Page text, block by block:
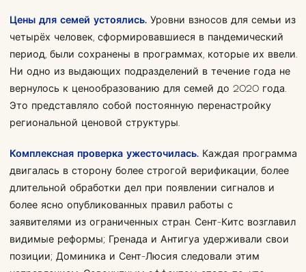
Цены для семей устоялись.Уровни взносов для семьи из
четырёх человек, сформировавшиеся в пандемический
период, были сохранены в программах, которые их ввели.
Ни одно из выдающих подразделений в течение года не
вернулось к ценообразованию для семей до 2020 года.
Это представляло собой постоянную перенастройку
региональной ценовой структуры.
Комплексная проверка ужесточилась.Каждая программа
двигалась в сторону более строгой верификации, более
длительной обработки дел при появлении сигналов и
более ясно опубликованных правил работы с
заявителями из ограниченных стран. Сент-Китс возглавил
видимые реформы; Гренада и Антигуа удерживали свои
позиции; Доминика и Сент-Люсия следовали этим